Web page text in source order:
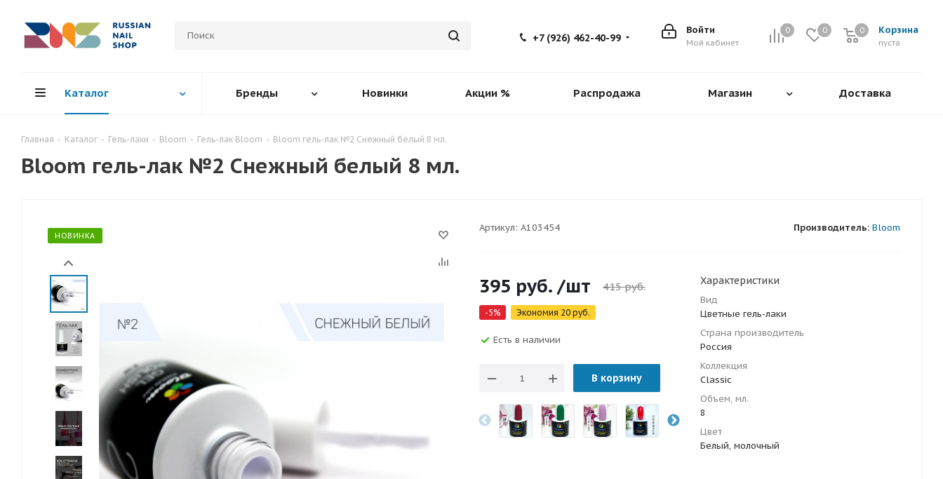
0 0 Корзина
0
пуста
0
Войти
Мой кабинет
+7 (926) 462-40-99
Каталог Бренды Новинки Акции % Распродажа Магазин Доставка
Главная - Каталог - Гель-лаки - Bloom - Гель-лак Bloom - Bloom гель-лак №2 Снежный белый 8 мл.
Bloom гель-лак №2 Снежный белый 8 мл.
НОВИНКА
Артикул: A103454 Производитель: Bloom
395 руб. /шт 415руб.
-5% Экономия 20 руб.
Есть в наличии
В корзину
Характеристики
Вид
Цветные гель-лаки
Страна производитель
Россия
Коллекция
Classic
Объем, мл.
8
Цвет
Белый, молочный